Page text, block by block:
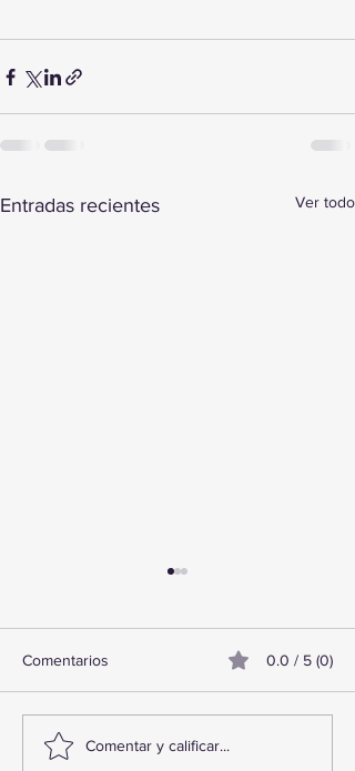
Entradas recientes Ver todo
TourTravelynByFraveo
Comentarios 0.0 / 5 (0)
Comentar y calificar...